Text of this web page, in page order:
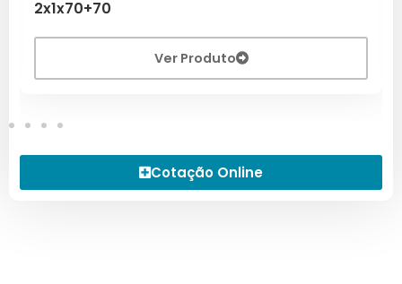
2x1x70+70
Ver Produto
Cotação Online